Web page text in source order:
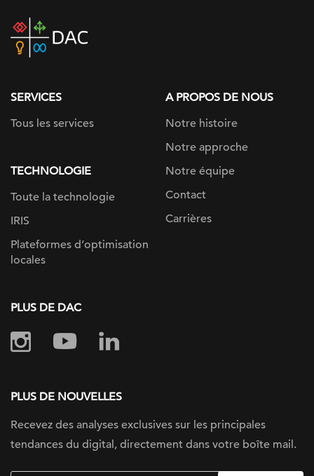
DAC
home
SERVICES
Tous les services
TECHNOLOGIE
Toute la technologie
IRIS
Plateformes d’optimisation
locales
A PROPOS DE NOUS
Notre histoire
Notre approche
Notre équipe
Contact
Carrières
PLUS DE DAC
PLUS DE NOUVELLES
Recevez des analyses exclusives sur les principales
tendances du digital, directement dans votre boîte mail.